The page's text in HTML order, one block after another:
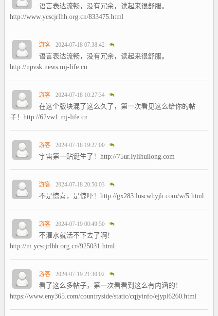
语言表达流畅，没有冗余，读起来很舒服。
http://www.ycscjrlhh.org.cn/833475.html
游客 2024-07-18 07:38:42
语言表达流畅，没有冗余，读起来很舒服。
http://npvsk.news.mj-life.cn
游客 2024-07-18 10:27:34
在这个版块混了这么久了，第一次看见这么给你的帖
子！http://62vw1.mj-life.cn
游客 2024-07-18 19:27:00
宇宙第一贴诞生了！http://75ur.lylihuilong.com
游客 2024-07-18 20:50:03
不是惊喜，是惊吓！http://gx283.lnscwhyjh.com/w/5.html
游客 2024-07-19 00:49:50
不灌水就活不下去了啊！
http://m.ycscjrlhh.org.cn/925031.html
游客 2024-07-19 21:30:02
看了这么多帖子，第一次看看到这么有内涵的！
https://www.eny365.com/countryside/static/cqjyinfo/ejypl6260.html